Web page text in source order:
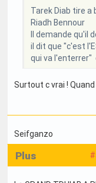
Tarek Diab tire
Riadh Bennour
Il demande qu'il
il dit que "c'est
qui va l'enterrer"
Surtout c vrai !
Seifganzo
Plus